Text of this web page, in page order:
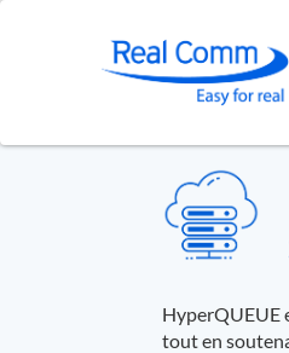
HyperQUEUE
tout en